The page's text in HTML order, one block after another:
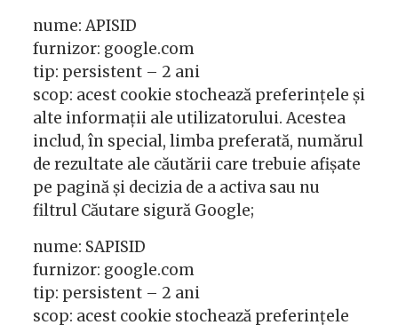
nume: APISID
furnizor: google.com
tip: persistent – 2 ani
scop: acest cookie stochează preferințele și
alte informații ale utilizatorului. Acestea
includ, în special, limba preferată, numărul
de rezultate ale căutării care trebuie afișate
pe pagină și decizia de a activa sau nu
filtrul Căutare sigură Google;
nume: SAPISID
furnizor: google.com
tip: persistent – 2 ani
scop: acest cookie stochează preferințele